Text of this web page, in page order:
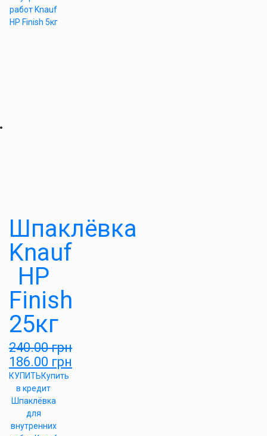
работ Knauf
HP Finish 5кг
Шпаклёвка
Knauf
HP
Finish
25кг
240.00грн
186.00 грн
КУПИТЬКупить
в кредит
Шпаклёвка
для
внутренних